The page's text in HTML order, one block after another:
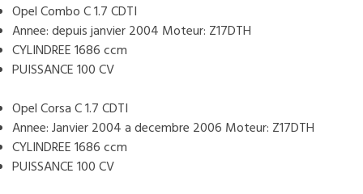
Opel Combo C 1.7 CDTI
Annee: depuis janvier 2004 Moteur: Z17DTH
CYLINDREE 1686 ccm
PUISSANCE 100 CV
Opel Corsa C 1.7 CDTI
Annee: Janvier 2004 a decembre 2006 Moteur: Z17DTH
CYLINDREE 1686 ccm
PUISSANCE 100 CV